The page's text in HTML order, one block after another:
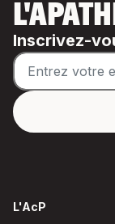
Inscrivez-
L'AcP